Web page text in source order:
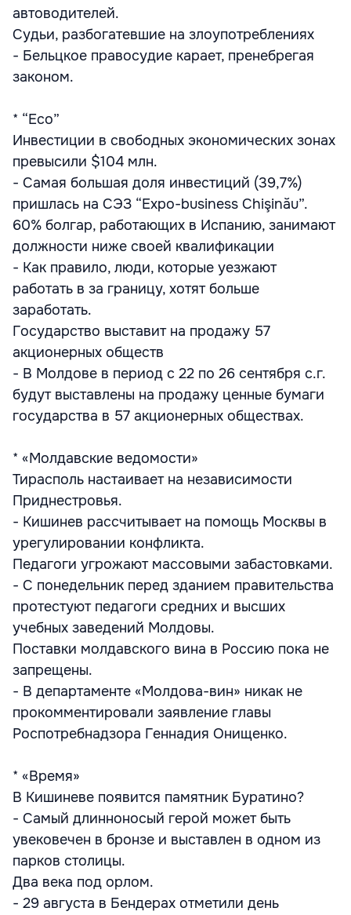
автоводителей.
Судьи, разбогатевшие на злоупотреблениях
- Бельцкое правосудие карает, пренебрегая
законом.
* “Eco”
Инвестиции в свободных экономических зонах
превысили $104 млн.
- Самая большая доля инвестиций (39,7%)
пришлась на СЭЗ “Expo-business Chişinău”.
60% болгар, работающих в Испанию, занимают
должности ниже своей квалификации
- Как правило, люди, которые уезжают
работать в за границу, хотят больше
заработать.
Государство выставит на продажу 57
акционерных обществ
- В Молдове в период с 22 по 26 сентября с.г.
будут выставлены на продажу ценные бумаги
государства в 57 акционерных обществах.
* «Молдавские ведомости»
Тирасполь настаивает на независимости
Приднестровья.
- Кишинев рассчитывает на помощь Москвы в
урегулировании конфликта.
Педагоги угрожают массовыми забастовками.
- С понедельник перед зданием правительства
протестуют педагоги средних и высших
учебных заведений Молдовы.
Поставки молдавского вина в Россию пока не
запрещены.
- В департаменте «Молдова-вин» никак не
прокомментировали заявление главы
Роспотребнадзора Геннадия Онищенко.
* «Время»
В Кишиневе появится памятник Буратино?
- Самый длинноносый герой может быть
увековечен в бронзе и выставлен в одном из
парков столицы.
Два века под орлом.
- 29 августа в Бендерах отметили день